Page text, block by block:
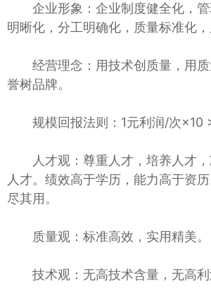
企业形象：企业制度健全化，
明晰化，分工明确化，质量标准化，
经营理念：用技术创质量，用
誉树品牌。
规模回报法则：1元利润/次×10
人才观：尊重人才，培养人才
人才。绩效高于学历，能力高于资
尽其用。
质量观：标准高效，实用精美。
技术观：无高技术含量，无高利